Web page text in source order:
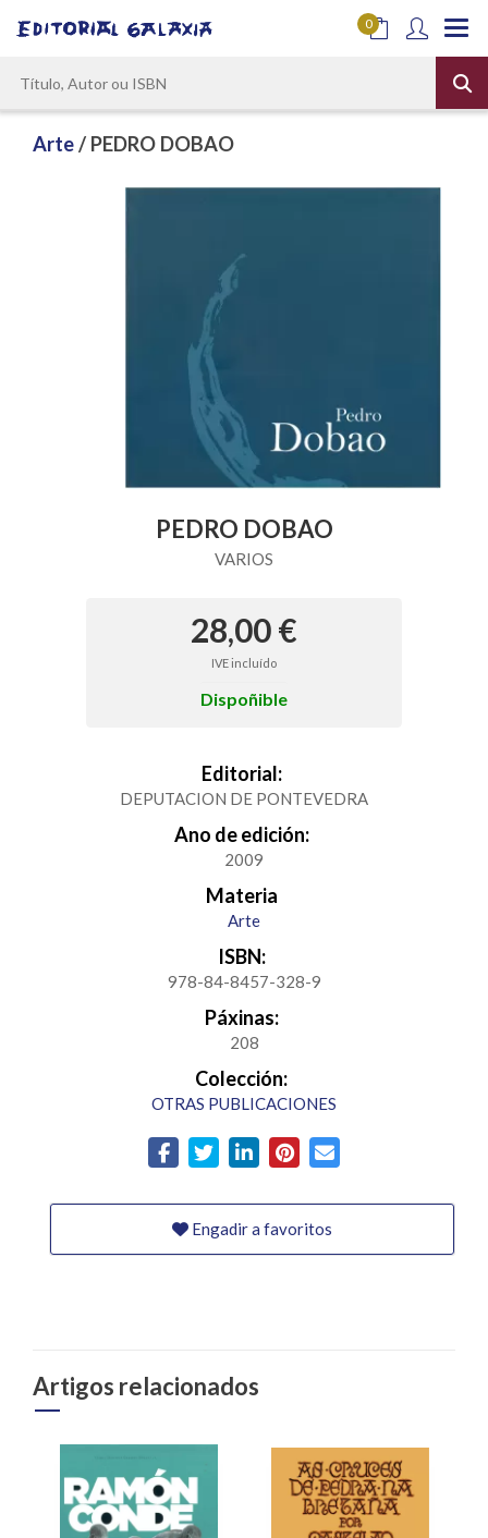
0
Arte/ PEDRO DOBAO
PEDRO DOBAO
VARIOS
28,00 €
IVE incluído
Dispoñible
Editorial:
DEPUTACION DE PONTEVEDRA
Ano de edición:
2009
Materia
Arte
ISBN:
978-84-8457-328-9
Páxinas:
208
Colección:
OTRAS PUBLICACIONES
Engadir a favoritos
Artigos relacionados